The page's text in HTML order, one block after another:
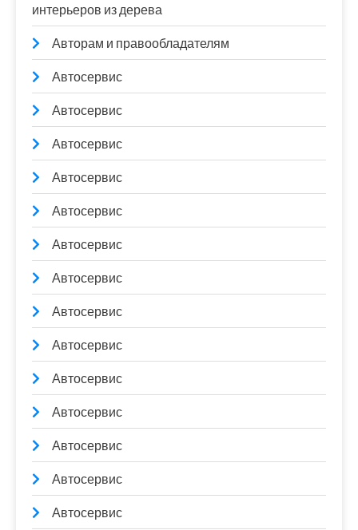
интерьеров из дерева
Авторам и правообладателям
Автосервис
Автосервис
Автосервис
Автосервис
Автосервис
Автосервис
Автосервис
Автосервис
Автосервис
Автосервис
Автосервис
Автосервис
Автосервис
Автосервис